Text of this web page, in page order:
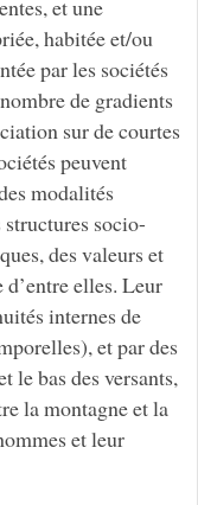
et une
habitée et/ou
par les sociétés
de gradients
sur de courtes
peuvent
modalités
socio-
des valeurs et
d’entre elles. Leur
internes de
et par des
le bas des versants,
la montagne et la
et leur